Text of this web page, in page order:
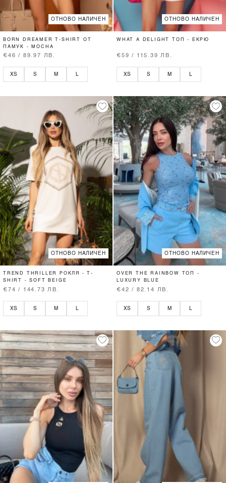
ОТНОВО НАЛИЧЕН
BORN DREAMER T-SHIRT ОТ
ПАМУК - MOCHA
€46 / 89.97 ЛВ.
XS S M L
ОТНОВО НАЛИЧЕН
WHAT A DELIGHT ТОП - ЕКРЮ
€59 / 115.39 ЛВ.
XS S M L
ОТНОВО НАЛИЧЕН
TREND THRILLER РОКЛЯ - T-
SHIRT - SOFT BEIGE
€74 / 144.73 ЛВ.
XS S M
ОТНОВО НАЛИЧЕН
OVER THE RAINBOW ТОП -
LUXURY BLUE
€42 / 82.14 ЛВ.
XS S M